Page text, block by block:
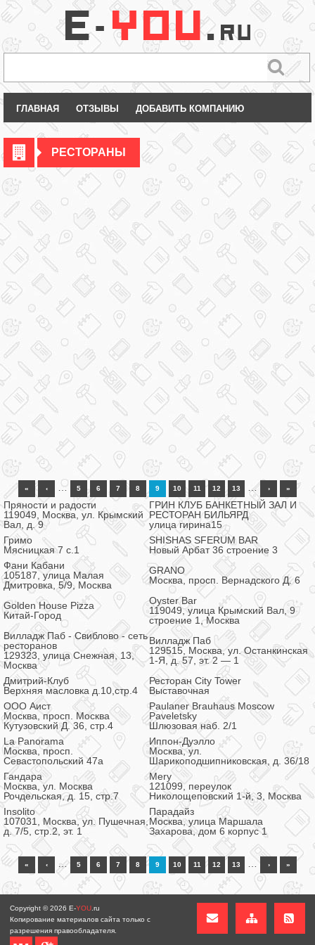
ГЛАВНАЯ ОТЗЫВЫ ДОБАВИТЬ КОМПАНИЮ
РЕСТОРАНЫ
« ‹ … 5 6 7 8 9 10 11 12 13 … › »
Пряности и радости
119049, Москва, ул. Крымский
Вал, д. 9
ГРИН КЛУБ БАНКЕТНЫЙ ЗАЛ И
РЕСТОРАН БИЛЬЯРД
улица гирина15
Гримо
Мясницкая 7 с.1
SHISHAS SFERUM BAR
Новый Арбат 36 строение 3
Фани Кабани
105187, улица Малая
Дмитровка, 5/9, Москва
GRANO
Москва, просп. Вернадского Д. 6
Golden House Pizza
Китай-Город
Oyster Bar
119049, улица Крымский Вал, 9
строение 1, Москва
Вилладж Паб - Свиблово - сеть
ресторанов
129323, улица Снежная, 13,
Москва
Вилладж Паб
129515, Москва, ул. Останкинская
1-Я, д. 57, эт. 2 — 1
Дмитрий-Клуб
Верхняя масловка д.10,стр.4
Ресторан City Tower
Выставочная
ООО Аист
Москва, просп. Москва
Кутузовский Д. 36, стр.4
Paulaner Brauhaus Moscow
Paveletsky
Шлюзовая наб. 2/1
La Panorama
Москва, просп.
Севастопольский 47а
Иппон-Дуэлло
Москва, ул.
Шарикоподшипниковская, д. 36/18
Гандара
Москва, ул. Москва
Рочдельская, д. 15, стр.7
Mery
121099, переулок
Николощеповский 1-й, 3, Москва
Insolito
107031, Москва, ул. Пушечная,
д. 7/5, стр.2, эт. 1
Парадайз
Москва, улица Маршала
Захарова, дом 6 корпус 1
« ‹ … 5 6 7 8 9 10 11 12 13 › »
Copyright © 2026 E-YOU .ru
Копирование материалов сайта только с
разрешения правообладателя.